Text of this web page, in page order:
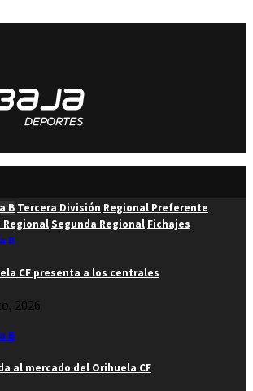
B Tercera División Regional Preferente
RegionalSegunda Regional Fichajes
B
CF presenta a los centrales
2026
B
al mercado del Orihuela CF